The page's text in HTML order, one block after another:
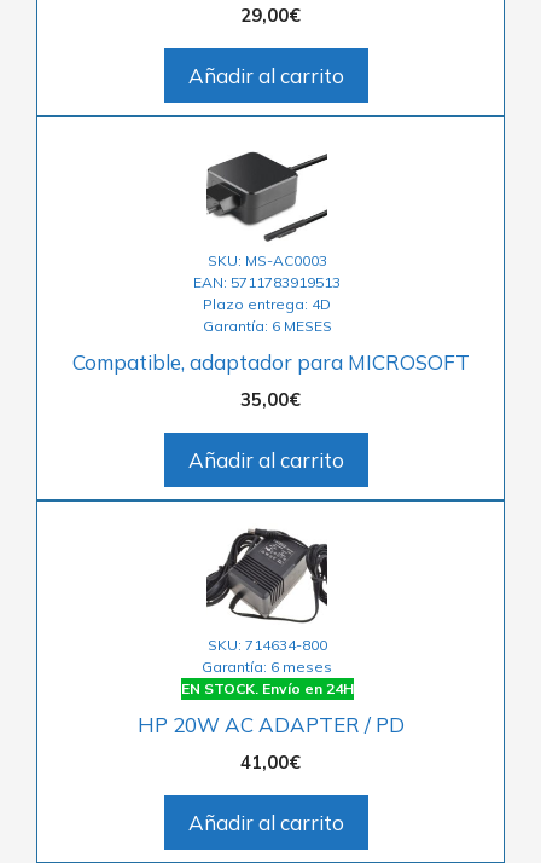
29,00€
Añadir al carrito
SKU: MS-AC0003
EAN: 5711783919513
Plazo entrega: 4D
Garantía: 6 MESES
Compatible, adaptador para MICROSOFT
35,00€
Añadir al carrito
SKU: 714634-800
Garantía: 6 meses
EN STOCK. Envío en 24H
HP 20W AC ADAPTER / PD
41,00€
Añadir al carrito